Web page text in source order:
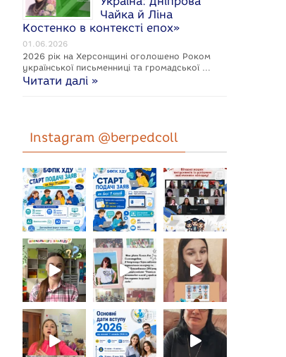
Чайка й Ліна
Костенко в контексті епох»
01.06.2026
2026 рік на Херсонщині оголошено Роком
укpaїнcької письменниці та громадської …
Читати далі »
Instagram @berpedcoll